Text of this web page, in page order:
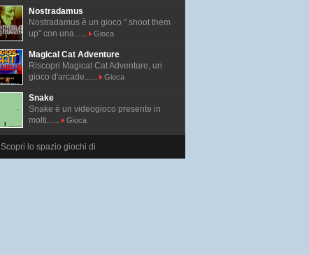
Nostradamus
Nostradamus è un gioco " shoot them
up" con una......
Gioca
Magical Cat Adventure
Riscopri Magical Cat Adventure, un
gioco d'arcade......
Gioca
Snake
Snake è un videogioco presente in
molti......
Gioca
Scopri lo spazio giochi di